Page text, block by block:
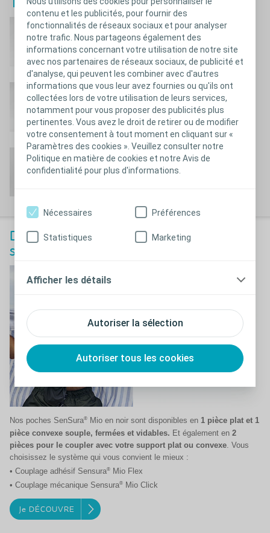
contenu et les publicités, pour fournir des
fonctionnalités de réseaux sociaux et pour analyser
notre trafic. Nous partageons également des
informations concernant votre utilisation de notre site
avec nos partenaires de réseaux sociaux, de publicité et
d'analyse, qui peuvent les combiner avec d'autres
informations que vous leur avez fournies ou qu'ils ont
collectées lors de votre utilisation de leurs services,
notamment pour vous proposer des publicités plus
pertinentes. Vous avez le droit de retirer ou de modifier
votre consentement à tout moment en cliquant sur «
Paramètres des cookies ». Veuillez consulter notre
Politique en matière de cookies et notre Avis de
confidentialité pour plus d'informations.
Autoriser la sélection
Autoriser tous les cookies
Nécessaires Préférences
Statistiques Marketing
Afficher les détails
Testez nos poches de stomie
Poches de colostomie
Échantillons gratuits
Poches d'iléostomie
Échantillons gratuits
Poches d'urostomie
Découvrez nos NOUVELLES poches de
stomie SenSura
Nos poches SenSura® Mio en noir sont disponibles en 1 pièce plat et 1
pièce convexe souple, fermées et vidables. Et également en 2
pièces pour le coupler avec votre support plat ou convexe . Vous
choisissez le système qui vous convient le mieux :
• Couplage adhésif Sensura®
Mio Flex
• Couplage mécanique Sensura® Mio Click
Je DÉCOUVRE